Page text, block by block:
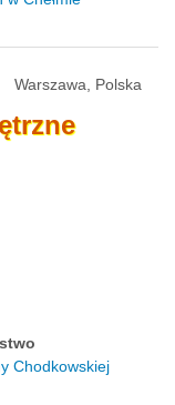
Warszawa, Polska
Chodkowskiej